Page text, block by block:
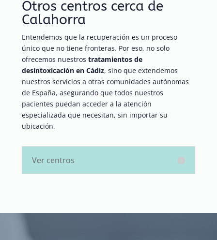
Otros centros cerca de
Calahorra
Entendemos que la recuperación es un proceso
único que no tiene fronteras. Por eso, no solo
ofrecemos nuestros tratamientos de
desintoxicación en Cádiz, sino que extendemos
nuestros servicios a otras comunidades autónomas
de España, asegurando que todos nuestros
pacientes puedan acceder a la atención
especializada que necesitan, sin importar su
ubicación.
Ver centros